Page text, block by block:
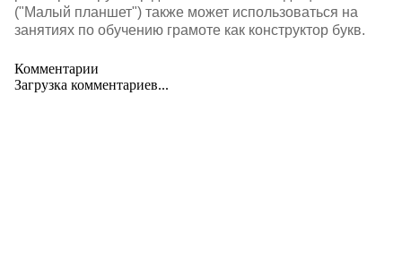
("Малый планшет") также может использоваться на
занятиях по обучению грамоте как конструктор букв.
Комментарии
Загрузка комментариев...